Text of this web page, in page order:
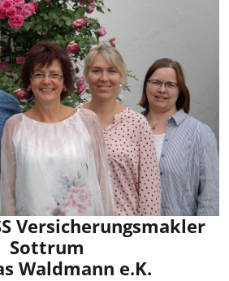
Versicherungsmakler
Sottrum
Waldmann e.K.